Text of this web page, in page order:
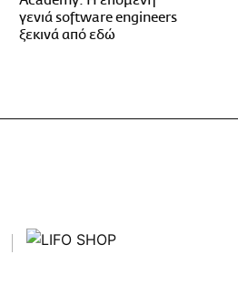
γενιά software engineers
ξεκινά από εδώ